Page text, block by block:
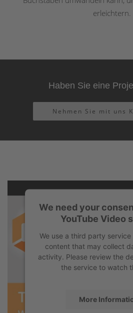
erleichtern.
Haben Sie eine
Nehmen Sie mit uns
We need your
YouTube Video
We use a third party
content that may collect
activity. Please review the
the service to watch
More